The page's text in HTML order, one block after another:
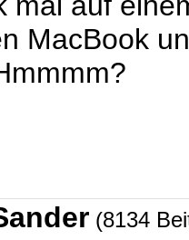
MacBook
(8134